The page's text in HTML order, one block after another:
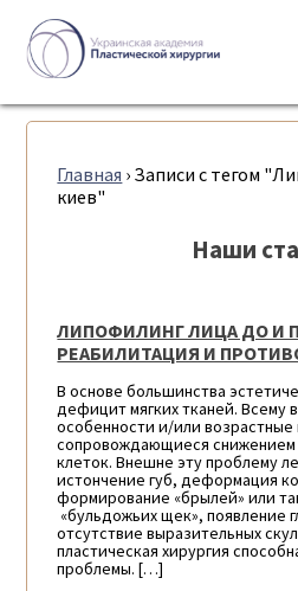
Главная › Записи с тегом
киев"
Наши
ЛИПОФИЛИНГ ЛИЦА ДО И
РЕАБИЛИТАЦИЯ И
В основе большинства
дефицит мягких тканей. Всему
особенности и/или
сопровождающиеся снижением
клеток. Внешне эту проблему
истончение губ, деформация
формирование «брылей» или
«бульдожьих щек», появление
отсутствие выразительных
пластическая хирургия
проблемы. […]